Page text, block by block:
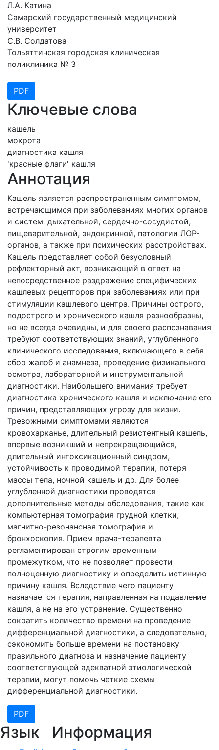
Л.А. Катина
Самарский государственный медицинский
университет
С.В. Солдатова
Тольяттинская городская клиническая
поликлиника № 3
PDF
Ключевые слова
кашель
мокрота
диагностика кашля
'красные флаги' кашля
Аннотация
Кашель является распространенным симптомом,
встречающимся при заболеваниях многих органов
и систем: дыхательной, сердечно-сосудистой,
пищеварительной, эндокринной, патологии ЛОР-
органов, а также при психических расстройствах.
Кашель представляет собой безусловный
рефлекторный акт, возникающий в ответ на
непосредственное раздражение специфических
кашлевых рецепторов при заболеваниях или при
стимуляции кашлевого центра. Причины острого,
подострого и хронического кашля разнообразны,
но не всегда очевидны, и для своего распознавания
требуют соответствующих знаний, углубленного
клинического исследования, включающего в себя
сбор жалоб и анамнеза, проведение физикального
осмотра, лабораторной и инструментальной
диагностики. Наибольшего внимания требует
диагностика хронического кашля и исключение его
причин, представляющих угрозу для жизни.
Тревожными симптомами являются
кровохарканье, длительный резистентный кашель,
впервые возникший и непрекращающийся,
длительный интоксикационный синдром,
устойчивость к проводимой терапии, потеря
массы тела, ночной кашель и др. Для более
углубленной диагностики проводятся
дополнительные методы обследования, такие как
компьютерная томография грудной клетки,
магнитно-резонансная томография и
бронхоскопия. Прием врача-терапевта
регламентирован строгим временным
промежутком, что не позволяет провести
полноценную диагностику и определить истинную
причину кашля. Вследствие чего пациенту
назначается терапия, направленная на подавление
кашля, а не на его устранение. Существенно
сократить количество времени на проведение
дифференциальной диагностики, а следовательно,
сэкономить больше времени на постановку
правильного диагноза и назначение пациенту
соответствующей адекватной этиологической
терапии, могут помочь четкие схемы
дифференциальной диагностики.
PDF
Язык Информация